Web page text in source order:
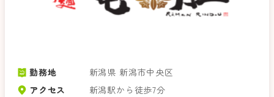
勤務地
新潟県 新潟市中央区
アクセス
新潟駅から徒歩7分